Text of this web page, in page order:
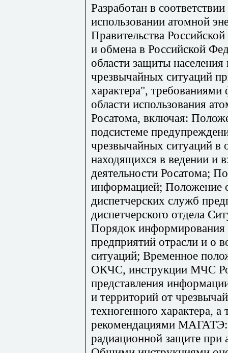
Разработан в
использовании атомной
Правительства
и обмена в Российской
области защиты
чрезвычайных ситуаций
характера",
области использования
Росатома, включая:
подсистеме
чрезвычайных ситуаций в
находящихся в ведении и
деятельности Росатома;
информацией; Положение
диспетчерских служб
диспетчерского отдела
Порядок информирования
предприятий отрасли и о
ситуаций; Временное
ОКЧС, инструкции МЧС
представления
и территорий от
техногенного характера, а
рекомендациями МАГАТЭ:
радиационной защите при